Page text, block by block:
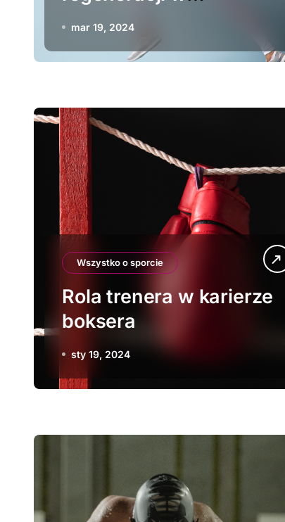
lekkoatletyce
mar 19, 2024
Wszystko o sporcie
Rola trenera w karierze
boksera
sty 19, 2024